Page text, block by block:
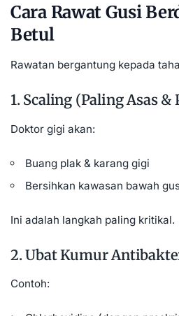
Cara Rawat Gusi
Betul
Rawatan bergantung kepada
1. Scaling (Paling Asas &
Doktor gigi akan:
Buang plak & karang gigi
Bersihkan kawasan bawah
Ini adalah langkah paling kritikal.
2. Ubat Kumur
Contoh: